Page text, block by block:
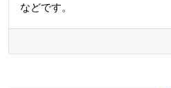
などです。